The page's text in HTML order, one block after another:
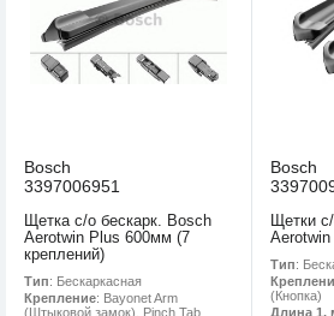
Bosch
3397006951
Щетка с/о бескарк. Bosch
Aerotwin Plus 600мм (7
креплений)
Тип: Бескаркасная
Крепление: Bayonet Arm
(Штыковой замок), Pinch Tab
Bosch
Щетки
Тип:
(Кнопка)
Длина 1,